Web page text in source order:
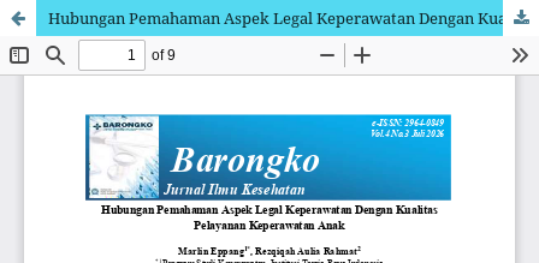
Hubungan Pemahaman Aspek Legal Keperawatan Dengan Kualitas Pelayanan Keperawatan Anak